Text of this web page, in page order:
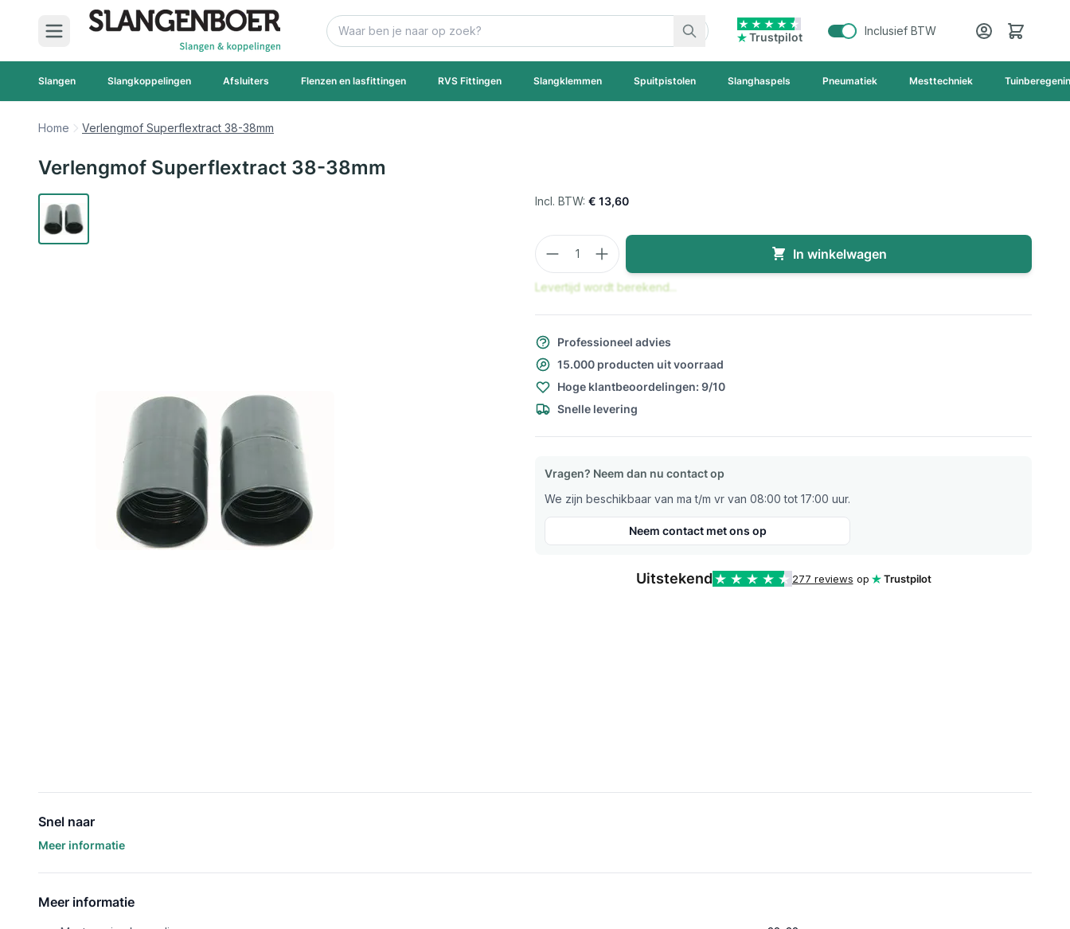
Ga naar de inhoud
Zoek
Trustpilot
Inclusief BTW Cart
Slangen Slangkoppelingen Afsluiters Flenzen en lasfittingen RVS Fittingen Slangklemmen Spuitpistolen Slanghaspels Pneumatiek Mesttechniek
Home Verlengmof Superflextract 38-38mm
Verlengmof Superflextract 38-38mm
€ 13,60
Aantal
In winkelwagen
Levertijd wordt berekend...
Professioneel advies
15.000 producten uit voorraad
Hoge klantbeoordelingen: 9/10
Snelle levering
Vragen? Neem dan nu contact op
We zijn beschikbaar van ma t/m vr van 08:00 tot 17:00 uur.
Neem contact met ons op
Uitstekend 277 reviews op Trustpilot
Snel naar
Meer informatie
Meer informatie